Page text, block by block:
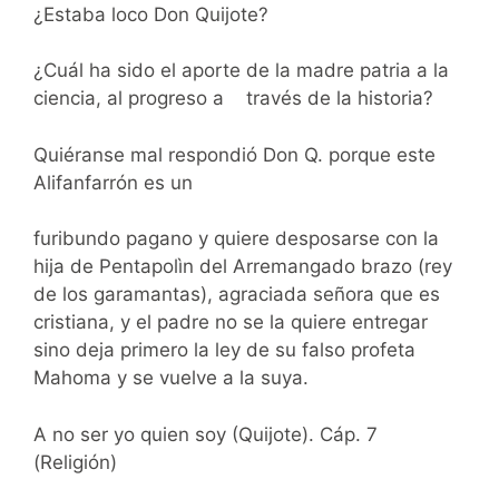
¿Estaba loco Don Quijote?
¿Cuál ha sido el aporte de la madre patria a la
ciencia, al progreso a través de la historia?
Quiéranse mal respondió Don Q. porque este
Alifanfarrón es un
furibundo pagano y quiere desposarse con la
hija de Pentapolìn del Arremangado brazo (rey
de los garamantas), agraciada señora que es
cristiana, y el padre no se la quiere entregar
sino deja primero la ley de su falso profeta
Mahoma y se vuelve a la suya.
A no ser yo quien soy (Quijote). Cáp. 7
(Religión)